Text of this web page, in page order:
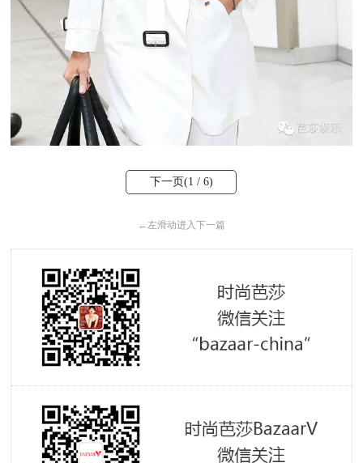
下一页(1 / 6)
←左滑动进入下一篇